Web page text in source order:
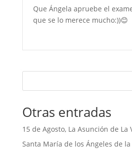
Que Ángela apruebe el
que se lo merece mucho:))😊
Otras entradas
15 de Agosto, La Asunción de La
Santa María de los Ángeles de